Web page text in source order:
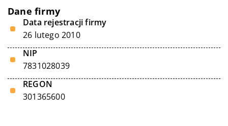
Dane firmy
Data rejestracji firmy
26 lutego 2010
NIP
7831028039
REGON
301365600